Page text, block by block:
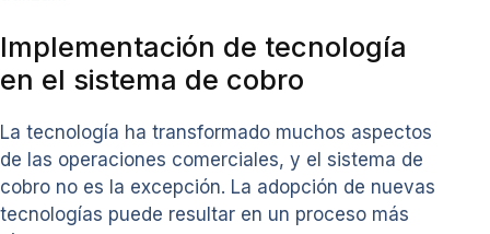
Implementación de tecnología
en el sistema de cobro
La tecnología ha transformado muchos aspectos
de las operaciones comerciales, y el sistema de
cobro no es la excepción. La adopción de nuevas
tecnologías puede resultar en un proceso más